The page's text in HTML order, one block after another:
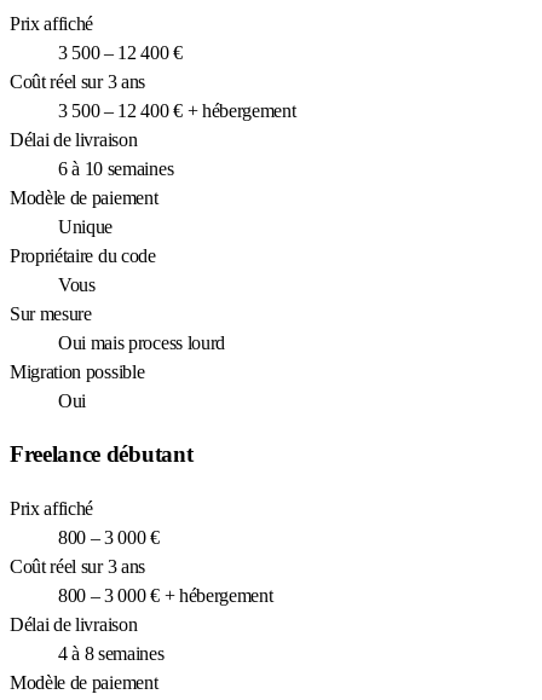
Prix affiché
3 500 – 12 400 €
Coût réel sur 3 ans
3 500 – 12 400 € + hébergement
Délai de livraison
6 à 10 semaines
Modèle de paiement
Unique
Propriétaire du code
Vous
Sur mesure
Oui mais process lourd
Migration possible
Oui
Freelance débutant
Prix affiché
800 – 3 000 €
Coût réel sur 3 ans
800 – 3 000 € + hébergement
Délai de livraison
4 à 8 semaines
Modèle de paiement